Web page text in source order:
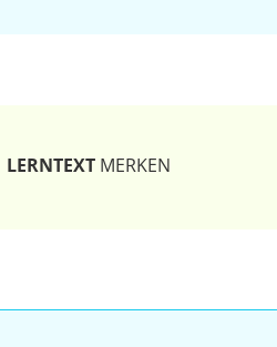
LERNTEXT MERKEN